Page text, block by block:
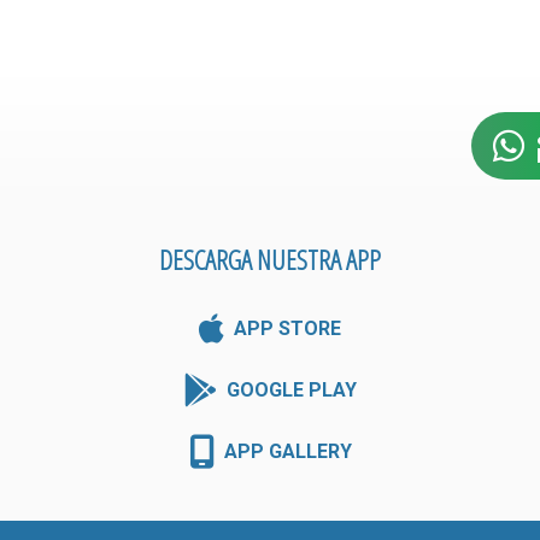
DESCARGA NUESTRA APP
APP STORE
GOOGLE PLAY
APP GALLERY